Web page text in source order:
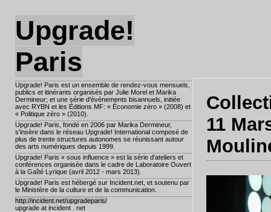
Upgrade!
Paris
Upgrade! Paris est un ensemble de rendez-vous mensuels,
publics et itinérants organisés par Julie Morel et Marika
Dermineur; et une série d'événements bisannuels, initiée
avec RYBN et les Éditions MF: « Économie zéro » (2008) et
« Politique zéro » (2010).
Upgrade! Paris, fondé en 2006 par Marika Dermineur,
s'insère dans le réseau Upgrade! International composé de
plus de trente structures autonomes se réunissant autour
des arts numériques depuis 1999.
Upgrade! Paris « sous influence » est la série d'ateliers et
conférences organisée dans le cadre de Laboratoire Ouvert
à la Gaîté Lyrique (avril 2012 - mars 2013).
Upgrade! Paris est hébergé sur Incident.net, et soutenu par
le Ministère de la culture et de la communication.
http://incident.net/upgradeparis/
upgrade at incident . net
11